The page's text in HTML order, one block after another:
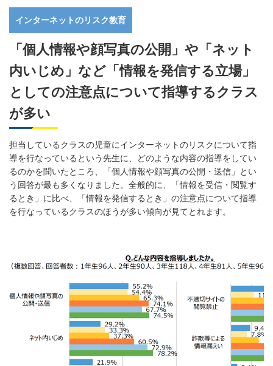
インターネットのリスク教育
「個人情報や顔写真の公開」や「ネット
内いじめ」など「情報を発信する立場」
としての注意点について指導するクラス
が多い
担当しているクラスの児童にインターネットのリスクについて指
導を行なっているという先生に、どのような内容の指導をしてい
るのかを聞いたところ、「個人情報や顔写真の公開・送信」とい
う回答が最も多くなりました。全般的に、「情報を受信・閲覧す
るとき」に比べ、「情報を発信するとき」の注意点について指導
を行なっているクラスのほうが多い傾向が見てとれます。